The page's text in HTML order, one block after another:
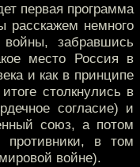
первая программа
расскажем немного
забравшись
место Россия в
и как в принципе
столкнулись в
согласие) и
союз, а потом
противники, в том
войне).